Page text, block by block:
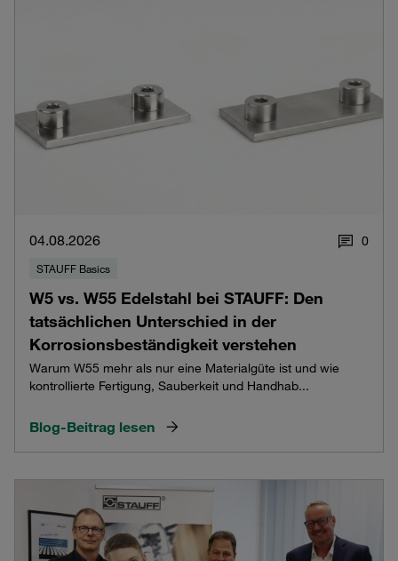
04.08.2026 0
STAUFF Basics
W5 vs. W55 Edelstahl bei STAUFF: Den
tatsächlichen Unterschied in der
Korrosionsbeständigkeit verstehen
Warum W55 mehr als nur eine Materialgüte ist und wie
kontrollierte Fertigung, Sauberkeit und Handhab...
Blog-Beitrag lesen